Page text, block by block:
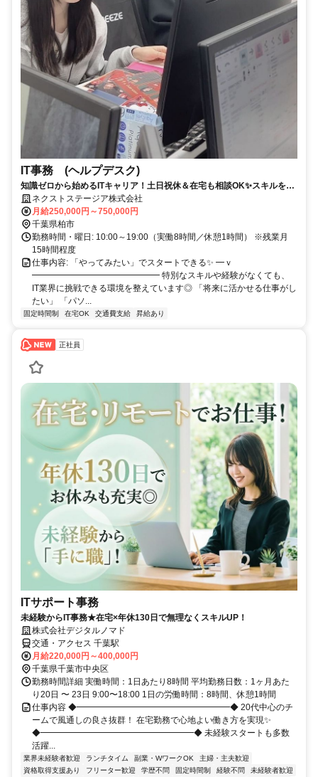
IT事務 (ヘルプデスク)
知識ゼロから始めるITキャリア！土日祝休＆在宅も相談OK✨スキルをつ
けて収入もUP♪
ネクストステージア株式会社
月給250,000円～750,000円
千葉県柏市
勤務時間・曜日: 10:00～19:00（実働8時間／休憩1時間） ※残業月
15時間程度
仕事内容: 「やってみたい」でスタートできる✨ ━ｖ
━━━━━━━━━━━━━━━ 特別なスキルや経験がなくても、
IT業界に挑戦できる環境を整えています◎ 「将来に活かせる仕事がし
たい」 「パソ...
固定時間制 在宅OK 交通費支給 昇給あり
正社員
ITサポート事務
未経験からIT事務★在宅×年休130日で無理なくスキルUP！
株式会社デジタルノマド
交通・アクセス 千葉駅
月給220,000円～400,000円
千葉県千葉市中央区
勤務時間詳細 実働時間：1日あたり8時間 平均勤務日数：1ヶ月あた
り20日 〜 23日 9:00〜18:00 1日の労働時間：8時間、休憩1時間
仕事内容 ◆━━━━━━━━━━━━━━━━━━◆ 20代中心のチ
ームで風通しの良さ抜群！ 在宅勤務で心地よい働き方を実現✨️
◆━━━━━━━━━━━━━━━━━━◆ 未経験スタートも多数
活躍...
業界未経験者歓迎 ランチタイム 副業・WワークOK
主婦・主夫歓迎
資格取得支援あり
フリーター歓迎 学歴不問 固定時間制 経験不問
未経験者歓迎